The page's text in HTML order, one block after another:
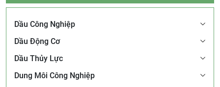
Dầu Công Nghiệp
Dầu Động Cơ
Dầu Thủy Lực
Dung Môi Công Nghiệp